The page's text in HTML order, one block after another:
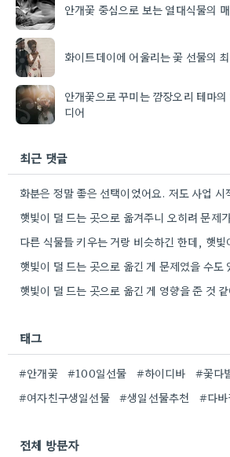
안개꽃 중심으로 보는 열대식물의
화이트데이에 어울리는 꽃 선물의
안개꽃으로 꾸미는 깜장오리 테마
디어
최근 댓글
태그
#안개꽃 #100일선물 #하이디바 #꽃다
#여자친구생일선물
#생일선물추천 #다바
전체 방문자